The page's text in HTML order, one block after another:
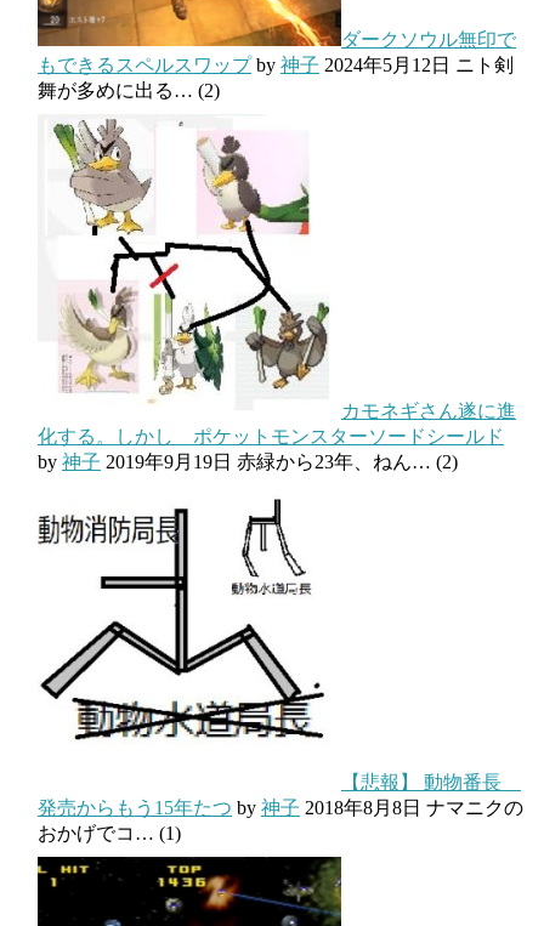
ダークソウル無印で
もできるスペルスワップby 神子 2024年5月12日 ニト剣
舞が多めに出る… (2)
カモネギさん遂に進
化する。しかし ポケットモンスターソードシールド
by 神子 2019年9月19日 赤緑から23年、ねん… (2)
【悲報】 動物番長
発売からもう15年たつ by 神子 2018年8月8日 ナマニクの
おかげでコ… (1)